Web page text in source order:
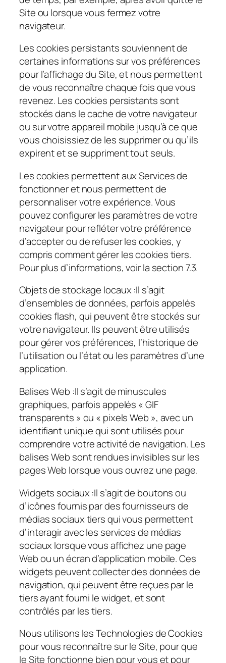
Site ou lorsque vous fermez votre
navigateur.
Les cookies persistants souviennent de
certaines informations sur vos préférences
pour l’affichage du Site, et nous permettent
de vous reconnaître chaque fois que vous
revenez. Les cookies persistants sont
stockés dans le cache de votre navigateur
ou sur votre appareil mobile jusqu’à ce que
vous choisissiez de les supprimer ou qu’ils
expirent et se suppriment tout seuls.
Les cookies permettent aux Services de
fonctionner et nous permettent de
personnaliser votre expérience. Vous
pouvez configurer les paramètres de votre
navigateur pour refléter votre préférence
d’accepter ou de refuser les cookies, y
compris comment gérer les cookies tiers.
Pour plus d’informations, voir la section 7.3.
Objets de stockage locaux :Il s’agit
d’ensembles de données, parfois appelés
cookies flash, qui peuvent être stockés sur
votre navigateur. Ils peuvent être utilisés
pour gérer vos préférences, l’historique de
l’utilisation ou l’état ou les paramètres d’une
application.
Balises Web :Il s’agit de minuscules
graphiques, parfois appelés « GIF
transparents » ou « pixels Web », avec un
identifiant unique qui sont utilisés pour
comprendre votre activité de navigation. Les
balises Web sont rendues invisibles sur les
pages Web lorsque vous ouvrez une page.
Widgets sociaux :Il s’agit de boutons ou
d’icônes fournis par des fournisseurs de
médias sociaux tiers qui vous permettent
d’interagir avec les services de médias
sociaux lorsque vous affichez une page
Web ou un écran d’application mobile. Ces
widgets peuvent collecter des données de
navigation, qui peuvent être reçues par le
tiers ayant fourni le widget, et sont
contrôlés par les tiers.
Nous utilisons les Technologies de Cookies
pour vous reconnaître sur le Site, pour que
le Site fonctionne bien pour vous et pour